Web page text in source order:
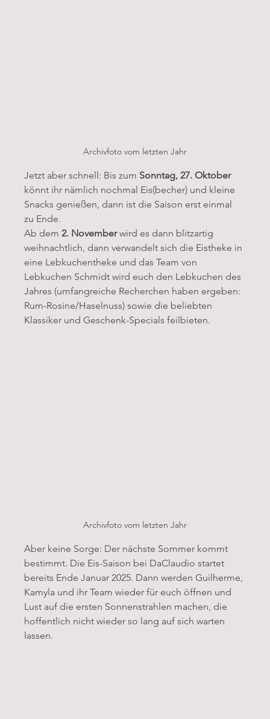
Archivfoto vom letzten Jahr
Jetzt aber schnell: Bis zum Sonntag, 27. Oktober
könnt ihr nämlich nochmal Eis(becher) und kleine
Snacks genießen, dann ist die Saison erst einmal
zu Ende.
Ab dem 2. November wird es dann blitzartig
weihnachtlich, dann verwandelt sich die Eistheke in
eine Lebkuchentheke und das Team von
Lebkuchen Schmidt wird euch den Lebkuchen des
Jahres (umfangreiche Recherchen haben ergeben:
Rum-Rosine/Haselnuss) sowie die beliebten
Klassiker und Geschenk-Specials feilbieten.
Archivfoto vom letzten Jahr
Aber keine Sorge: Der nächste Sommer kommt
bestimmt. Die Eis-Saison bei DaClaudio startet
bereits Ende Januar 2025. Dann werden Guilherme,
Kamyla und ihr Team wieder für euch öffnen und
Lust auf die ersten Sonnenstrahlen machen, die
hoffentlich nicht wieder so lang auf sich warten
lassen.